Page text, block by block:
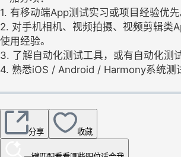
1. 有移动端App测试实习或项目经验优先
2. 对手机相机、视频拍摄、视频剪辑类
使用经验。
3. 了解自动化测试工具，或有自动化测
4. 熟悉iOS / Android / Harmony系统测
分享 收藏